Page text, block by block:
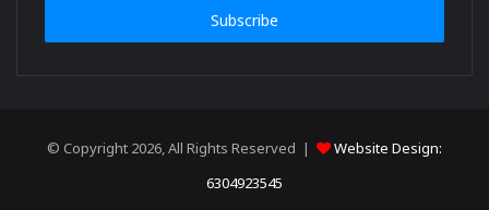
© Copyright 2026, All Rights Reserved |
Website Design:
6304923545